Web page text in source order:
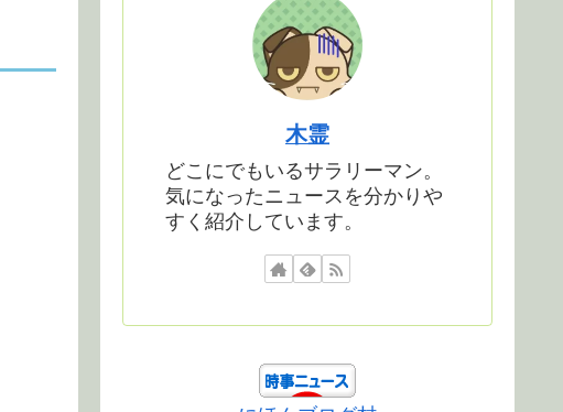
木霊
どこにでもいるサラリーマン。
気になったニュースを分かりや
すく紹介しています。